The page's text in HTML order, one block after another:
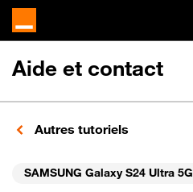
Aide et contact
Autres tutoriels
SAMSUNG Galaxy S24 Ultra 5G